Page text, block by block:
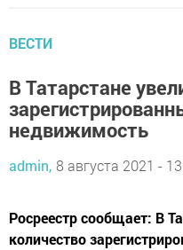
ВЕСТИ
В Татарстане
недвижимость
admin, 8 августа 2021 -
Росреестр сообщает: В
количество